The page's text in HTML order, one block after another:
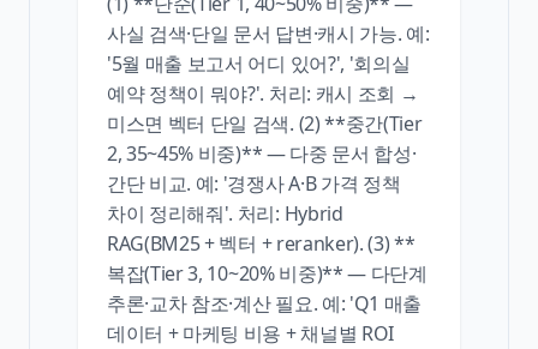
사실 검색·단일 문서 답변·캐시 가능. 예:
'5월 매출 보고서 어디 있어?', '회의실
예약 정책이 뭐야?'. 처리: 캐시 조회 →
미스면 벡터 단일 검색. (2) **중간(Tier
2, 35~45% 비중)** — 다중 문서 합성·
간단 비교. 예: '경쟁사 A·B 가격 정책
차이 정리해줘'. 처리: Hybrid
RAG(BM25 + 벡터 + reranker). (3) **
복잡(Tier 3, 10~20% 비중)** — 다단계
추론·교차 참조·계산 필요. 예: 'Q1 매출
데이터 + 마케팅 비용 + 채널별 ROI